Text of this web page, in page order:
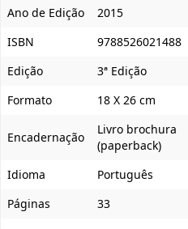
Ano de Edição
2015
ISBN
9788526021488
Edição
3ª Edição
Formato
18 X 26 cm
Encadernação
Livro brochura
(paperback)
Idioma
Português
Páginas
33